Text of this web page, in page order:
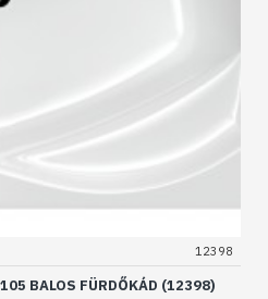
12398
BALOS FÜRDŐKÁD (12398)